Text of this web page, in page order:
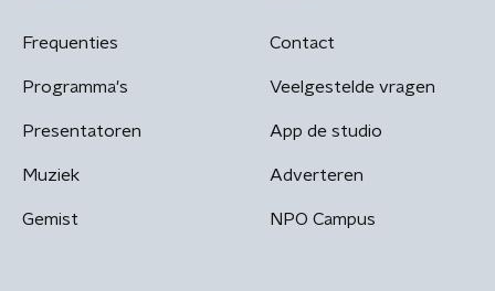
Frequenties
Programma's
Presentatoren
Muziek
Gemist
Contact
Veelgestelde vragen
App de studio
Adverteren
NPO Campus